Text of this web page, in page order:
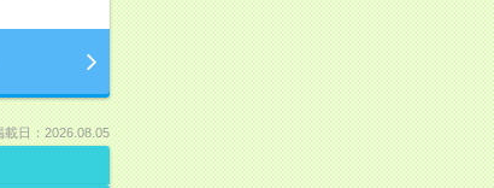
載日：2026.08.05